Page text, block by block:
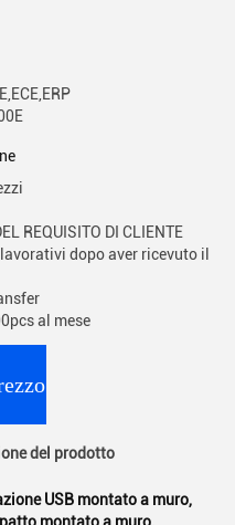
REQUISITO DI CLIENTE
dopo aver ricevuto il
al mese
del prodotto
USB montato a muro,